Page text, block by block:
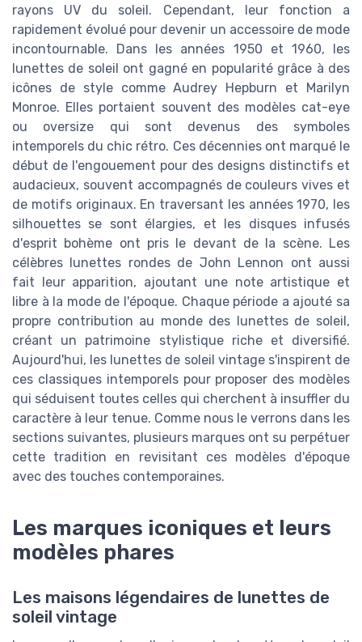
rayons UV du soleil. Cependant, leur fonction a
rapidement évolué pour devenir un accessoire de mode
incontournable. Dans les années 1950 et 1960, les
lunettes de soleil ont gagné en popularité grâce à des
icônes de style comme Audrey Hepburn et Marilyn
Monroe. Elles portaient souvent des modèles cat-eye
ou oversize qui sont devenus des symboles
intemporels du chic rétro. Ces décennies ont marqué le
début de l'engouement pour des designs distinctifs et
audacieux, souvent accompagnés de couleurs vives et
de motifs originaux. En traversant les années 1970, les
silhouettes se sont élargies, et les disques infusés
d'esprit bohème ont pris le devant de la scène. Les
célèbres lunettes rondes de John Lennon ont aussi
fait leur apparition, ajoutant une note artistique et
libre à la mode de l'époque. Chaque période a ajouté sa
propre contribution au monde des lunettes de soleil,
créant un patrimoine stylistique riche et diversifié.
Aujourd'hui, les lunettes de soleil vintage s'inspirent de
ces classiques intemporels pour proposer des modèles
qui séduisent toutes celles qui cherchent à insuffler du
caractère à leur tenue. Comme nous le verrons dans les
sections suivantes, plusieurs marques ont su perpétuer
cette tradition en revisitant ces modèles d'époque
avec des touches contemporaines.
Les marques iconiques et leurs
modèles phares
Les maisons légendaires de lunettes de
soleil vintage